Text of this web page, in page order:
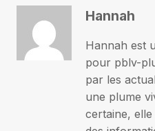
Hannah
Hannah est
pour pblv-
par les
une plume
certaine,